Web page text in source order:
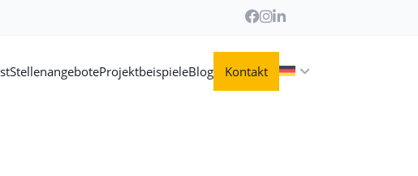
StellenangeboteProjektbeispieleBlog Kontakt